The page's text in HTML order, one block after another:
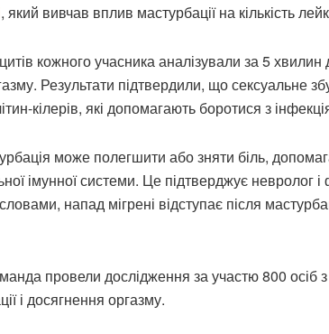
, який вивчав вплив мастурбації на кількість
кожного учасника аналізували за 5
Результати підтвердили, що сексуальне
кілерів, які допомагають боротися з
може полегшити або зняти біль,
імунної системи. Це підтверджує невролог
напад мігрені відступає після
провели дослідження за участю 800 осіб
і досягнення оргазму.